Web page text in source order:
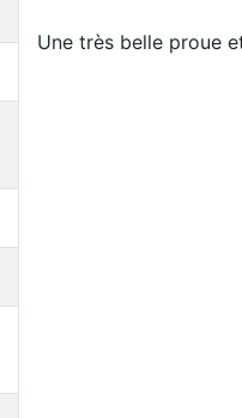
Une très belle proue